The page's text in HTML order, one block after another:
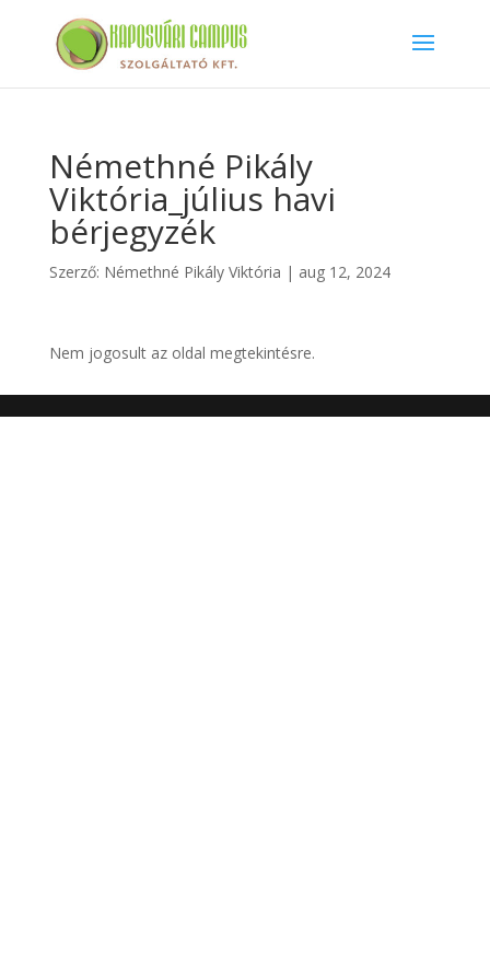
Némethné Pikály
Viktória_július havi
bérjegyzék
Szerző: Némethné Pikály Viktória | aug 12, 2024
Nem jogosult az oldal megtekintésre.